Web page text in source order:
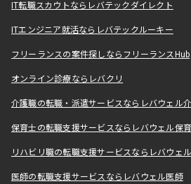
IT転職スカウトならレバテックダイレクト
ITエンジニア就活ならレバテックルーキー
フリーランスの案件探しならフリーランスHub
オンライン診療ならレバクリ
介護職の転職・派遣サービスならレバウェル
保育士の転職支援サービスならレバウェル保
リハビリ職の転職支援サービスならレバウェ
医師の転職支援サービスならレバウェル医師